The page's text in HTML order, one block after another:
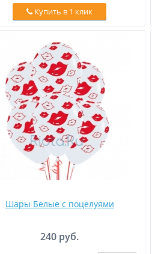
Купить в 1 клик
Шары Белые с поцелуями
240 руб.